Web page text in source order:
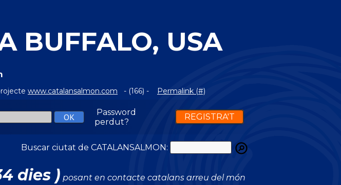
BUFFALO, USA
www.catalansalmon.com - (166) - Permalink (#)
Password
perdut?
REGISTRA'T
Buscar ciutat de CATALANSALMON:
dies ) posant en contacte catalans arreu del món